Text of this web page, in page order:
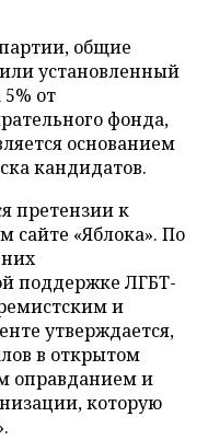
общие
установленный
от
фонда,
основанием
кандидатов.
претензии к
«Яблока». По
поддержке ЛГБТ-
и
утверждается,
в открытом
оправданием и
которую